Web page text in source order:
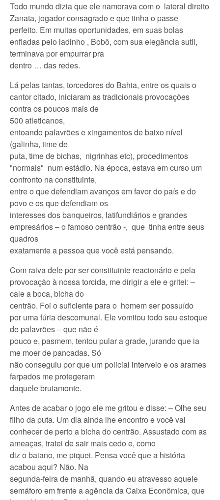
Todo mundo dizia que ele namorava com o lateral direito
Zanata, jogador consagrado e que tinha o passe
perfeito. Em muitas oportunidades, em suas bolas
enfiadas pelo ladinho , Bobô, com sua elegância sutil,
terminava por empurrar pra
dentro … das redes.
Lá pelas tantas, torcedores do Bahia, entre os quais o
cantor citado, iniciaram as tradicionais provocações
contra os poucos mais de
500 atleticanos,
entoando palavrões e xingamentos de baixo nível
(galinha, time de
puta, time de bichas, nigrinhas etc), procedimentos
"normais" num estádio. Na época, estava em curso um
confronto na constituinte,
entre o que defendiam avanços em favor do país e do
povo e os que defendiam os
interesses dos banqueiros, latifundiários e grandes
empresários – o famoso centrão -, que tinha entre seus
quadros
exatamente a pessoa que você está pensando.
Com raiva dele por ser constituinte reacionário e pela
provocação à nossa torcida, me dirigir a ele e gritei: –
cale a boca, bicha do
centrão. Foi o suficiente para o homem ser possuído
por uma fúria descomunal. Ele vomitou todo seu estoque
de palavrões – que não é
pouco e, pasmem, tentou pular a grade, jurando que ia
me moer de pancadas. Só
não conseguiu por que um policial interveio e os arames
farpados me protegeram
daquele brutamonte.
Antes de acabar o jogo ele me gritou e disse: – Olhe seu
filho da puta. Um dia ainda lhe encontro e você vai
conhecer de perto a bicha do centrão. Assustado com as
ameaças, tratei de sair mais cedo e, como
diz o baiano, me piquei. Pensa você que a história
acabou aqui? Não. Na
segunda-feira de manhã, quando eu atravesso aquele
semáforo em frente a agência da Caixa Econômica, que